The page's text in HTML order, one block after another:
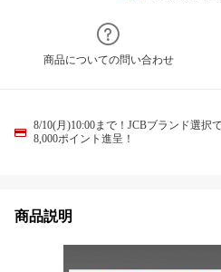
商品についての問い合わせ
8/10(月)10:00まで！JCBブランド選択
8,000ポイント進呈！
商品説明